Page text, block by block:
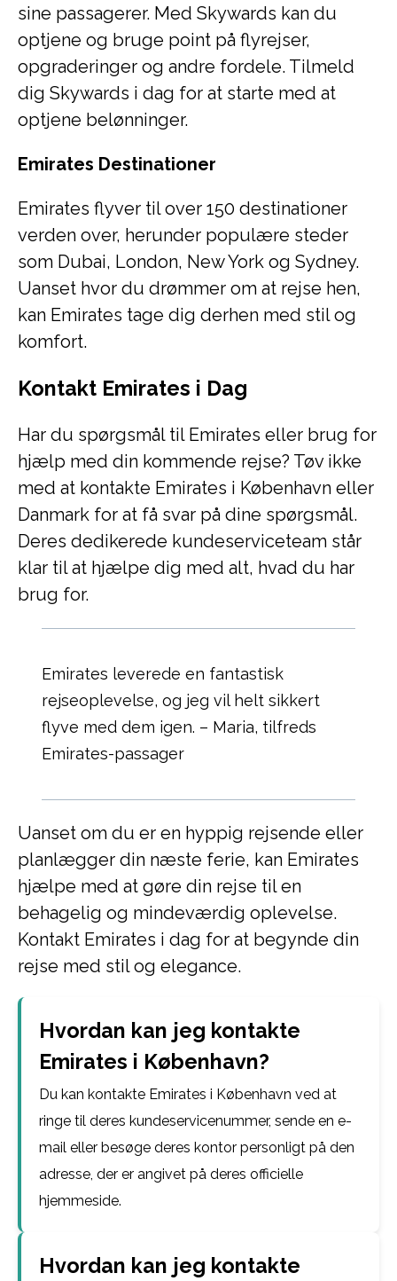
sine passagerer. Med Skywards kan du
optjene og bruge point på flyrejser,
opgraderinger og andre fordele. Tilmeld
dig Skywards i dag for at starte med at
optjene belønninger.
Emirates Destinationer
Emirates flyver til over 150 destinationer
verden over, herunder populære steder
som Dubai, London, New York og Sydney.
Uanset hvor du drømmer om at rejse hen,
kan Emirates tage dig derhen med stil og
komfort.
Kontakt Emirates i Dag
Har du spørgsmål til Emirates eller brug for
hjælp med din kommende rejse? Tøv ikke
med at kontakte Emirates i København eller
Danmark for at få svar på dine spørgsmål.
Deres dedikerede kundeserviceteam står
klar til at hjælpe dig med alt, hvad du har
brug for.
Emirates leverede en fantastisk
rejseoplevelse, og jeg vil helt sikkert
flyve med dem igen. – Maria, tilfreds
Emirates-passager
Uanset om du er en hyppig rejsende eller
planlægger din næste ferie, kan Emirates
hjælpe med at gøre din rejse til en
behagelig og mindeværdig oplevelse.
Kontakt Emirates i dag for at begynde din
rejse med stil og elegance.
Hvordan kan jeg kontakte
Emirates i København?
Du kan kontakte Emirates i København ved at
ringe til deres kundeservicenummer, sende en e-
mail eller besøge deres kontor personligt på den
adresse, der er angivet på deres officielle
hjemmeside.
Hvordan kan jeg kontakte